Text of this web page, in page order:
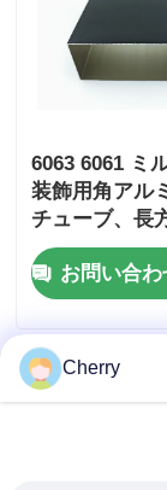
6063 6061 ミ
装飾用角アル
チューブ、長
ミニウムチュ
お問い合
Cherry